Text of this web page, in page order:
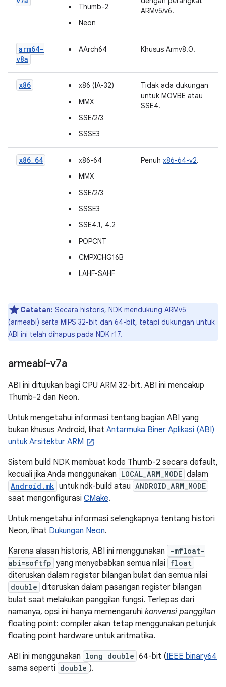
Thumb-2
Neon
ARMv5/v6.
arm64-
v8a
AArch64 Khusus Armv8.0.
x86
x86 (IA-32)
MMX
SSE/2/3
SSSE3
Tidak ada dukungan
untuk MOVBE atau
SSE4.
x86_64
x86-64
MMX
SSE/2/3
SSSE3
SSE4.1, 4.2
POPCNT
CMPXCHG16B
LAHF-SAHF
Penuh x86-64-v2.
Catatan: Secara historis, NDK mendukung ARMv5
(armeabi) serta MIPS 32-bit dan 64-bit, tetapi dukungan untuk
ABI ini telah dihapus pada NDK r17.
armeabi-v7a
ABI ini ditujukan bagi CPU ARM 32-bit. ABI ini mencakup
Thumb-2 dan Neon.
Untuk mengetahui informasi tentang bagian ABI yang
bukan khusus Android, lihat Antarmuka Biner Aplikasi (ABI)
untuk Arsitektur ARM
Sistem build NDK membuat kode Thumb-2 secara default,
kecuali jika Anda menggunakan LOCAL_ARM_MODE dalam
Android.mk untuk ndk-build atau ANDROID_ARM_MODE
saat mengonfigurasi CMake.
Untuk mengetahui informasi selengkapnya tentang histori
Neon, lihat Dukungan Neon.
Karena alasan historis, ABI ini menggunakan
-mfloat-
abi=softfp yang menyebabkan semua nilai float
diteruskan dalam register bilangan bulat dan semua nilai
double diteruskan dalam pasangan register bilangan
bulat saat melakukan panggilan fungsi. Terlepas dari
namanya, opsi ini hanya memengaruhi konvensi panggilan
floating point: compiler akan tetap menggunakan petunjuk
floating point hardware untuk aritmatika.
ABI ini menggunakan long double 64-bit (IEEE binary64
sama seperti double ).